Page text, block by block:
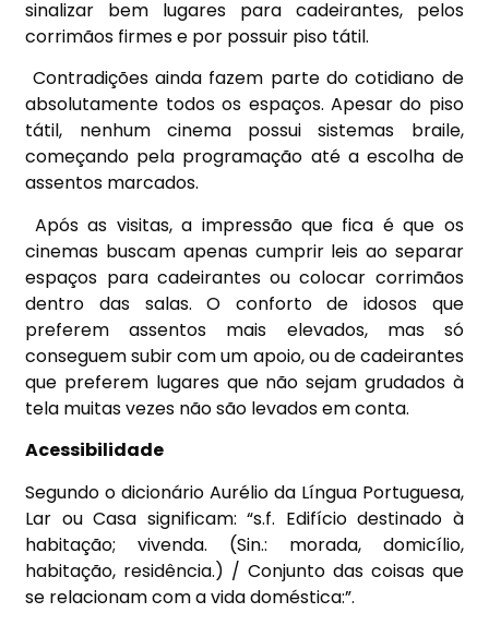
sinalizar bem lugares para cadeirantes, pelos
corrimãos firmes e por possuir piso tátil.
Contradições ainda fazem parte do cotidiano de
absolutamente todos os espaços. Apesar do piso
tátil, nenhum cinema possui sistemas braile,
começando pela programação até a escolha de
assentos marcados.
Após as visitas, a impressão que fica é que os
cinemas buscam apenas cumprir leis ao separar
espaços para cadeirantes ou colocar corrimãos
dentro das salas. O conforto de idosos que
preferem assentos mais elevados, mas só
conseguem subir com um apoio, ou de cadeirantes
que preferem lugares que não sejam grudados à
tela muitas vezes não são levados em conta.
Acessibilidade
Segundo o dicionário Aurélio da Língua Portuguesa,
Lar ou Casa significam: “s.f. Edifício destinado à
habitação; vivenda. (Sin.: morada, domicílio,
habitação, residência.) / Conjunto das coisas que
se relacionam com a vida doméstica:”.